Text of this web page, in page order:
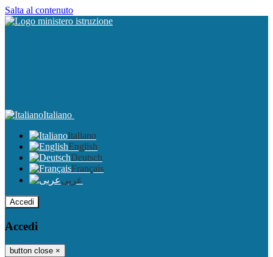
Salta al contenuto
Italiano
Italiano
English
Deutsch
Français
عربى
Accedi
Accedi
button close ×